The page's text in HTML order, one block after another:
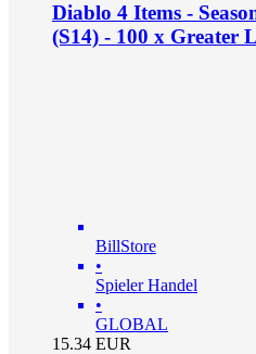
Diablo 4 Items -
(S14) - 100 x Greater
BillStore
•
Spieler Handel
•
GLOBAL
15.34 EUR